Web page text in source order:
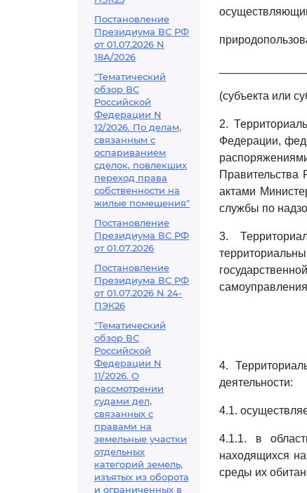
Постановление
Президиума ВС РФ
от 01.07.2026 N
18А/2026
"Тематический
обзор ВС
Российской
Федерации N
12/2026. По делам,
связанным с
оспариванием
сделок, повлекших
переход права
собственности на
жилые помещения"
Постановление
Президиума ВС РФ
от 01.07.2026
Постановление
Президиума ВС РФ
от 01.07.2026 N 24-
ПЭК26
"Тематический
обзор ВС
Российской
Федерации N
11/2026. О
рассмотрении
судами дел,
связанных с
правами на
земельные участки
отдельных
категорий земель,
изъятых из оборота
и ограниченных в
(субъекта или
2.
Федерации,
актами
службы по
3.
4.
деятельности:
4.1.
4.1.1. в
находящихся
среды их